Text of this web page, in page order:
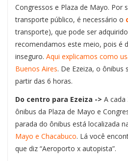
Congressos e Plaza de Mayo. Por
transporte público, é necessário o
transporte), que pode ser
recomendamos este meio, pois é
inseguro. Aqui explicamos como
Buenos Aires. De Ezeiza, o ônibus
partir das 6 horas.
Do centro para Ezeiza -> A
ônibus da Plaza de Mayo e
parada do ônibus está localizada
Mayo e Chacabuco. Lá você
que diz “Aeroporto x autopista”.